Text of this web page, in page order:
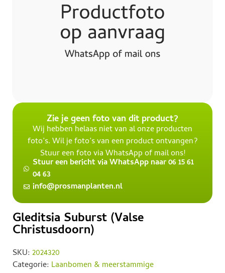
Zie je geen foto van dit product?
Wij hebben helaas niet van al onze producten
foto’s. Wil je foto’s van een product ontvangen?
Stuur een foto via WhatsApp of mail ons!
Stuur een bericht via WhatsApp naar 06 15 61
04 63
info@prosmanplanten.nl
Gleditsia Suburst (Valse
Christusdoorn)
SKU: 2024320
Categorie: Laanbomen & meerstammige